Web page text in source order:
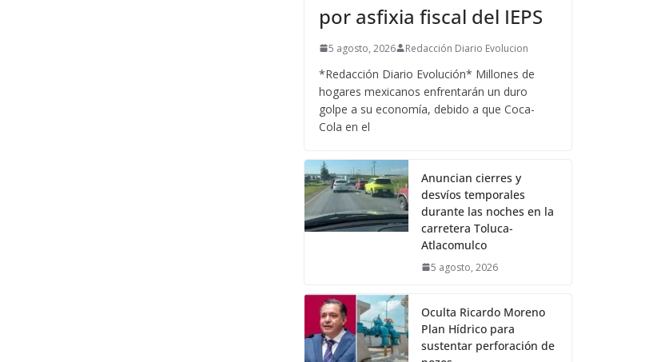
por asfixia fiscal del IEPS
5 agosto, 2026 Redacción Diario Evolucion
*Redacción Diario Evolución* Millones de
hogares mexicanos enfrentarán un duro
golpe a su economía, debido a que Coca-
Cola en el
Anuncian cierres y
desvíos temporales
durante las noches en la
carretera Toluca-
Atlacomulco
5 agosto, 2026
Oculta Ricardo Moreno
Plan Hídrico para
sustentar perforación de